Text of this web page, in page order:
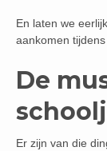
En laten we
aankomen
De
Er zijn van die